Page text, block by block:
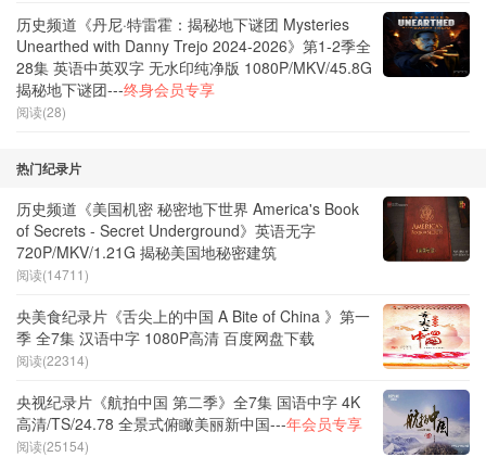
历史频道《丹尼·特雷霍：揭秘地下谜团 Mysteries
Unearthed with Danny Trejo 2024-2026》第1-2季全
28集 英语中英双字 无水印纯净版 1080P/MKV/45.8G
揭秘地下谜团---终身会员专享
阅读(28)
热门纪录片
历史频道《美国机密 秘密地下世界 America's Book
of Secrets - Secret Underground》英语无字
720P/MKV/1.21G 揭秘美国地秘密建筑
阅读(14711)
央美食纪录片《舌尖上的中国 A Bite of China 》第一
季 全7集 汉语中字 1080P高清 百度网盘下载
阅读(22314)
央视纪录片《航拍中国 第二季》全7集 国语中字 4K
高清/TS/24.78 全景式俯瞰美丽新中国---年会员专享
阅读(25154)